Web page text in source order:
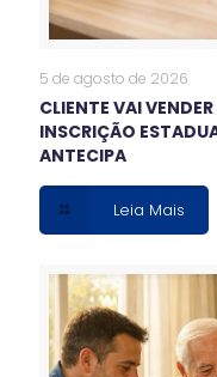
5 de agosto de 2026
CLIENTE VAI
INSCRIÇÃO
ANTECIPA
Leia Mais